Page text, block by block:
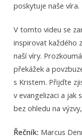
poskytuje naše víra.
V tomto videu se
inspirovat každého
naší víry.
překážek a
s Kristem. Přijďte
v evangelizaci a jak
bez ohledu na
Řečník: Marcus